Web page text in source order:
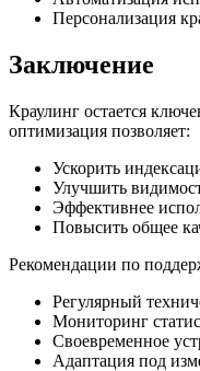
Персонализация
Заключение
Краулинг остается
оптимизация позволяет:
Ускорить
Улучшить
Эффективнее
Повысить общее
Рекомендации по
Регулярный
Мониторинг
Своевременное
Адаптация под